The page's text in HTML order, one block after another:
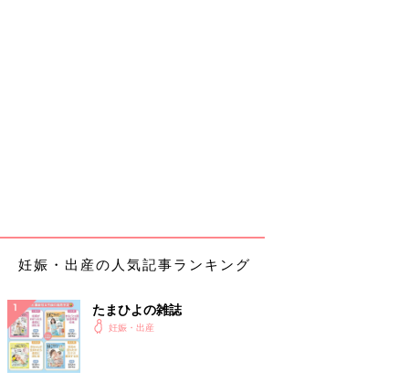
妊娠・出産の人気記事ランキング
たまひよの雑誌
妊娠・出産